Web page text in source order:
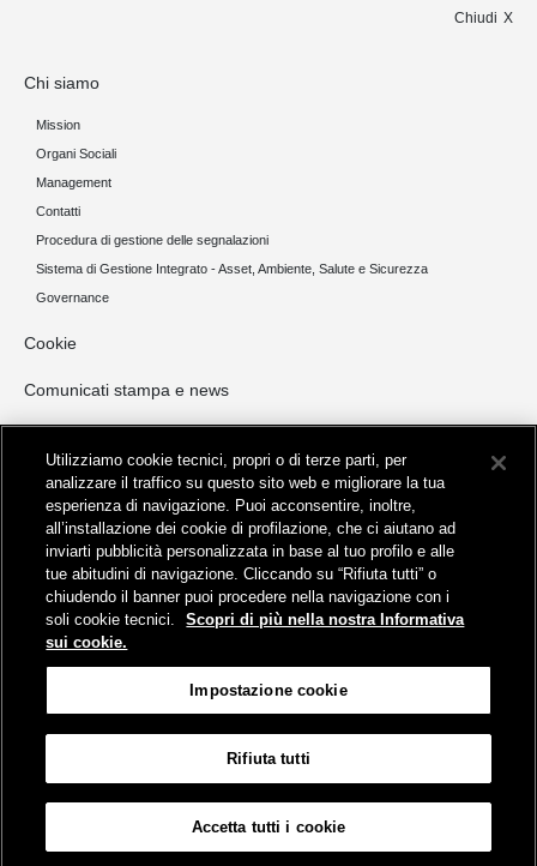
Chiudi
Chi siamo
Mission
Organi Sociali
Management
Contatti
Procedura di gestione delle segnalazioni
Sistema di Gestione Integrato - Asset, Ambiente, Salute e Sicurezza
Governance
Cookie
Comunicati stampa e news
NORD ITALIA
CENTRO ITALIA
SUD ITALIA E ISOLE
Invio manifestazioni di interesse
Opportunità di locazione commerciale
Impostazione cookie
Utilizziamo cookie tecnici, propri o di terze parti, per
analizzare il traffico su questo sito web e migliorare la tua
esperienza di navigazione. Puoi acconsentire, inoltre,
all’installazione dei cookie di profilazione, che ci aiutano ad
inviarti pubblicità personalizzata in base al tuo profilo e alle
tue abitudini di navigazione. Cliccando su “Rifiuta tutti” o
chiudendo il banner puoi procedere nella navigazione con i
soli cookie tecnici.
Scopri di più nella nostra Informativa
sui cookie.
Impostazione cookie
Rifiuta tutti
Accetta tutti i cookie